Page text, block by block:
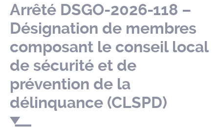
Arrêté DSGO-2026-118 –
Désignation de membres
composant le conseil local
de sécurité et de
prévention de la
délinquance (CLSPD)